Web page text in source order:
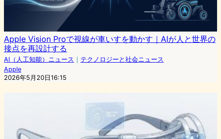
Apple Vision Proで視線が車いすを動かす｜AIが人と世界の
接点を再設計する
AI（人工知能）ニュース ｜ テクノロジーと社会ニュース
Apple
2026年5月20日16:15